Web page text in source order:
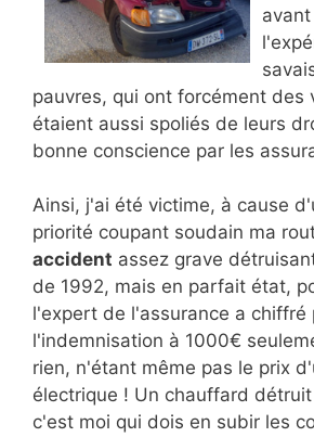
pauvres, qui ont forcément des
étaient aussi spoliés de leurs
bonne conscience par les
Ainsi, j'ai été victime, à cause
priorité coupant soudain ma
accident assez grave
de 1992, mais en parfait état,
l'expert de l'assurance a chiffré
l'indemnisation à 1000€
rien, n'étant même pas le prix
électrique ! Un chauffard
c'est moi qui dois en subir les